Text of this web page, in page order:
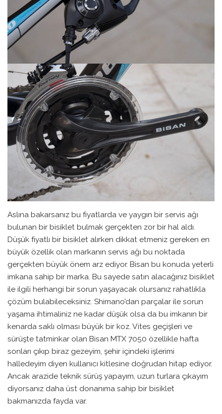
Aslına bakarsanız bu fiyatlarda ve yaygın bir servis ağı
bulunan bir bisiklet bulmak gerçekten zor bir hal aldı.
Düşük fiyatlı bir bisiklet alırken dikkat etmeniz gereken en
büyük özellik olan markanın servis ağı bu noktada
gerçekten büyük önem arz ediyor. Bisan bu konuda yeterli
imkana sahip bir marka. Bu sayede satın alacağınız bisiklet
ile ilgili herhangi bir sorun yaşayacak olursanız rahatlıkla
çözüm bulabileceksiniz. Shimano’dan parçalar ile sorun
yaşama ihtimaliniz ne kadar düşük olsa da bu imkanın bir
kenarda saklı olması büyük bir koz. Vites geçişleri ve
sürüşte tatminkar olan Bisan MTX 7050 özellikle hafta
sonları çıkıp biraz gezeyim, şehir içindeki işlerimi
halledeyim diyen kullanıcı kitlesine doğrudan hitap ediyor.
Ancak arazide teknik sürüş yapayım, uzun turlara çıkayım
diyorsanız daha üst donanıma sahip bir bisiklet
bakmanızda fayda var.